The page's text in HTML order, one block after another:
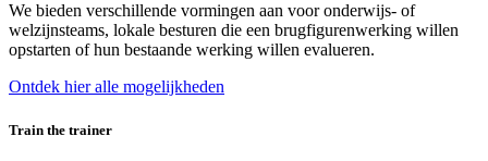
We bieden verschillende vormingen aan voor onderwijs- of
welzijnsteams, lokale besturen die een brugfigurenwerking willen
opstarten of hun bestaande werking willen evalueren.
Ontdek hier alle mogelijkheden
Train the trainer